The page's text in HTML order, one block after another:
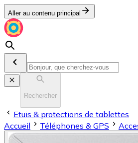
Aller au contenu principal
Rechercher
Etuis & protections de tablettes
Accueil
Téléphones & GPS